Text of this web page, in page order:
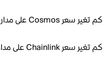
كم تغير سعر Cosmos على مدار الفترة الماضية؟
كم تغير سعر Chainlink على مدار الفترة الماضية؟